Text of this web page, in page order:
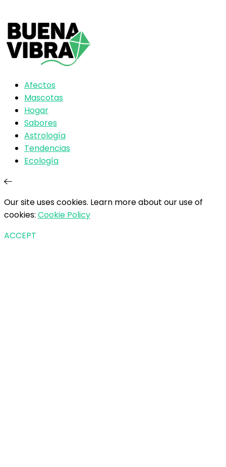
Afectos
Mascotas
Hogar
Sabores
Astrología
Tendencias
Ecología
Our site uses cookies. Learn more about our use of
cookies: Cookie Policy
ACCEPT